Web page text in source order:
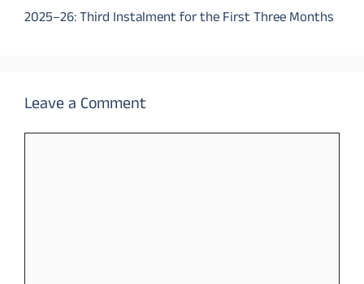
2025–26: Third Instalment for the First Three Months
Leave a Comment